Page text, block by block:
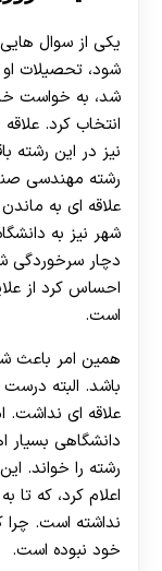
یکی از سوال
شود، تحصیلات او
شد، به خواست
انتخاب کرد.
نیز در این رشته
رشته مهندسی
علاقه ای به
شهر نیز به
دچار سرخوردگی
احساس کرد از
است.
همین امر باعث
باشد. البته
علاقه ای نداشت.
رشته را خواند.
اعلام کرد، که تا
نداشته است. چرا
خود نبوده است.